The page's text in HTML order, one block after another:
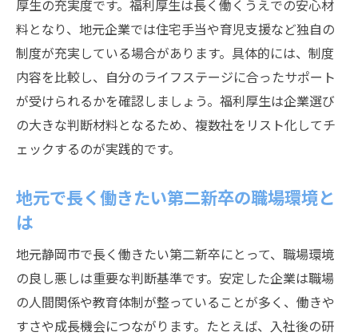
厚生の充実度です。福利厚生は長く働くうえでの安心材
料となり、地元企業では住宅手当や育児支援など独自の
制度が充実している場合があります。具体的には、制度
内容を比較し、自分のライフステージに合ったサポート
が受けられるかを確認しましょう。福利厚生は企業選び
の大きな判断材料となるため、複数社をリスト化してチ
ェックするのが実践的です。
地元で長く働きたい第二新卒の職場環境と
は
地元静岡市で長く働きたい第二新卒にとって、職場環境
の良し悪しは重要な判断基準です。安定した企業は職場
の人間関係や教育体制が整っていることが多く、働きや
すさや成長機会につながります。たとえば、入社後の研